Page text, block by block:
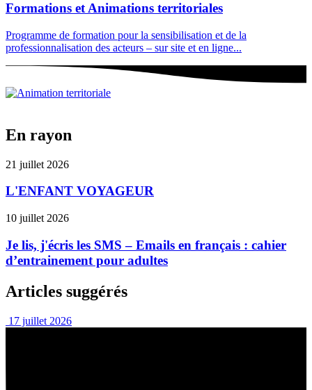
Formations et Animations territoriales
Programme de formation pour la sensibilisation et de la
professionnalisation des acteurs – sur site et en ligne...
En rayon
21 juillet 2026
L'ENFANT VOYAGEUR
10 juillet 2026
Je lis, j'écris les SMS – Emails en français : cahier
d’entrainement pour adultes
Articles suggérés
17 juillet 2026